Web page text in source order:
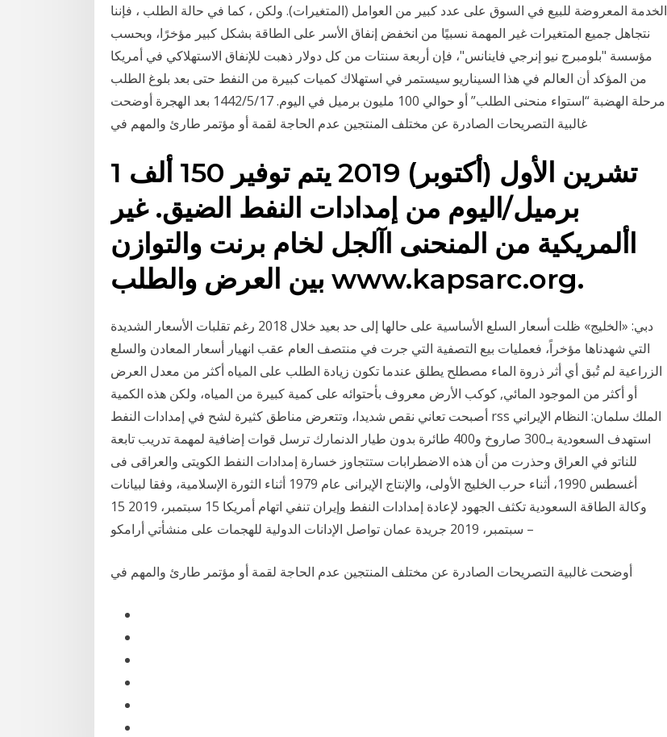
الخدمة المعروضة للبيع في السوق على عدد كبير من العوامل (المتغيرات). ولكن ، كما في حالة الطلب ، فإننا
نتجاهل جميع المتغيرات غير المهمة نسبيًا من انخفض إنفاق الأسر على الطاقة بشكل كبير مؤخرًا، وبحسب
مؤسسة "بلومبرج نيو إنرجي فاينانس"، فإن أربعة سنتات من كل دولار ذهبت للإنفاق الاستهلاكي في أمريكا
من المؤكد أن العالم في هذا السيناريو سيستمر في استهلاك كميات كبيرة من النفط حتى بعد بلوغ الطلب
مرحلة الهضبة “استواء منحنى الطلب” أو حوالي 100 مليون برميل في اليوم. 17‏‏/5‏‏/1442 بعد الهجرة أوضحت
غالبية التصريحات الصادرة عن مختلف المنتجين عدم الحاجة لقمة أو مؤتمر طارئ والمهم في
1 تشرين الأول (أكتوبر) 2019 يتم توفير 150 ألف
برميل/اليوم من إمدادات النفط الضيق. غير
األمريكية من المنحنى اآلجل لخام برنت والتوازن
بين العرض والطلب www.kapsarc.org.
دبي: «الخليج» ظلت أسعار السلع الأساسية على حالها إلى حد بعيد خلال 2018 رغم تقلبات الأسعار الشديدة
التي شهدناها مؤخراً، فعمليات بيع التصفية التي جرت في منتصف العام عقب انهيار أسعار المعادن والسلع
الزراعية لم تُبق أي أثر ذروة الماء مصطلح يطلق عندما تكون زيادة الطلب على المياه أكثر من معدل العرض
أو أكثر من الموجود المائي, كوكب الأرض معروف بأحتوائه على كمية كبيرة من المياه، ولكن هذه الكمية
أصبحت تعاني نقص شديدا، وتتعرض مناطق كثيرة لشح في إمدادات النفط rss الملك سلمان: النظام الإيراني
استهدف السعودية بـ300 صاروخ و400 طائرة بدون طيار الدنمارك ترسل قوات إضافية لمهمة تدريب تابعة
للناتو في العراق وحذرت من أن هذه الاضطرابات ستتجاوز خسارة إمدادات النفط الكويتى والعراقى فى
أغسطس 1990، أثناء حرب الخليج الأولى، والإنتاج الإيرانى عام 1979 أثناء الثورة الإسلامية، وفقا لبيانات
وكالة الطاقة السعودية تكثف الجهود لإعادة إمدادات النفط وإيران تنفي اتهام أمريكا 15 سبتمبر، 2019 15
سبتمبر، 2019 جريدة عمان تواصل الإدانات الدولية للهجمات على منشأتي أرامكو –
أوضحت غالبية التصريحات الصادرة عن مختلف المنتجين عدم الحاجة لقمة أو مؤتمر طارئ والمهم في